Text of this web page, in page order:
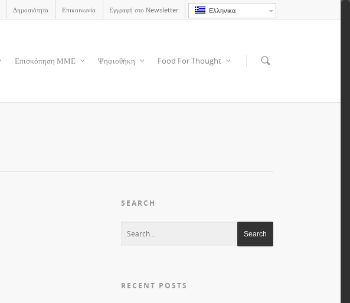
Ελληνικα
Δημοσιότητα Επικοινωνία Εγγραφή στο Newsletter
Επισκόπηση ΜΜΕ Ψηφιοθήκη Food For Thought
SEARCH
RECENT POSTS